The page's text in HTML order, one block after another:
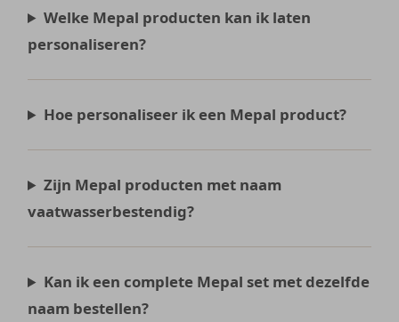
Welke Mepal producten kan ik laten
personaliseren?
Hoe personaliseer ik een Mepal product?
Zijn Mepal producten met naam
vaatwasserbestendig?
Kan ik een complete Mepal set met dezelfde
naam bestellen?